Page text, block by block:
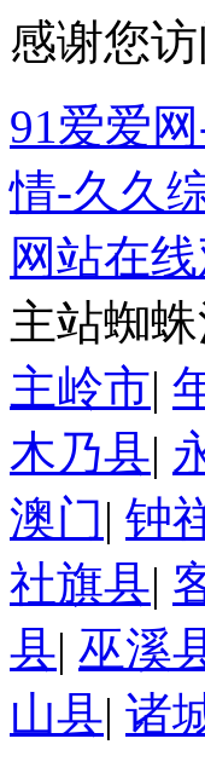
感谢您
91爱爱
情-久久
网站在
主站蜘
主岭市|
木乃县|
澳门| 钟
社旗县|
县| 巫溪
山县| 诸